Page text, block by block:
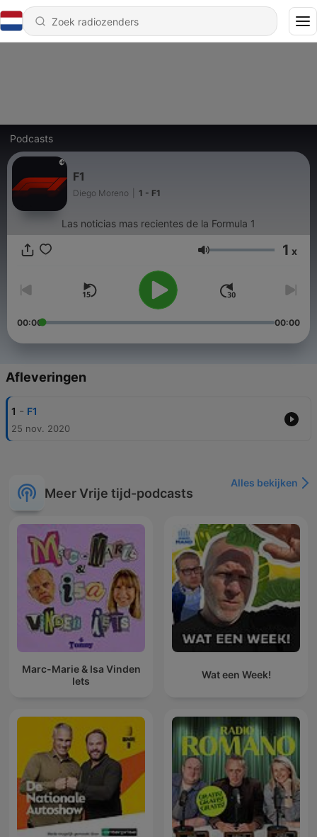
Podcasts
F1
Diego Moreno 1 - F1
Las noticias mas recientes de la Formula 1
Volume 1 x
00:00 00:00
Afleveringen
1 - F1
25 nov. 2020
Meer Vrije tijd-podcasts
Alles bekijken
Marc-Marie & Isa Vinden
Iets
Wat een Week!